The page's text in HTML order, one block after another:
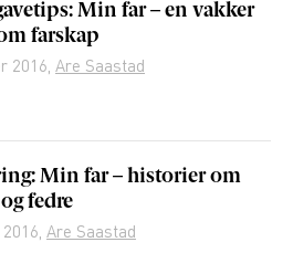
Min far – en vakker
farskap
2016, Are Saastad
Min far – historier om
fedre
, Are Saastad